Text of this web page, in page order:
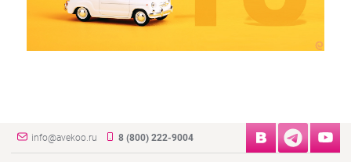
info@avekoo.ru 8 (800) 222-9004